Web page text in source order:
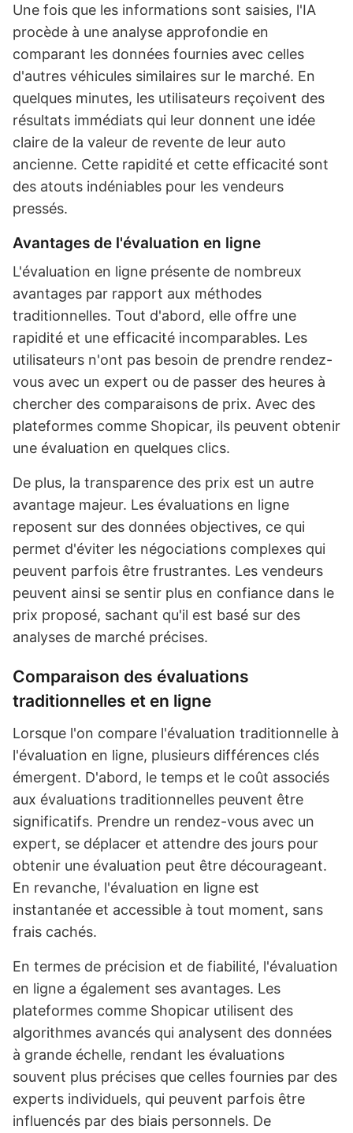
Une fois que les informations sont saisies, l'IA
procède à une analyse approfondie en
comparant les données fournies avec celles
d'autres véhicules similaires sur le marché. En
quelques minutes, les utilisateurs reçoivent des
résultats immédiats qui leur donnent une idée
claire de la valeur de revente de leur auto
ancienne. Cette rapidité et cette efficacité sont
des atouts indéniables pour les vendeurs
pressés.
Avantages de l'évaluation en ligne
L'évaluation en ligne présente de nombreux
avantages par rapport aux méthodes
traditionnelles. Tout d'abord, elle offre une
rapidité et une efficacité incomparables. Les
utilisateurs n'ont pas besoin de prendre rendez-
vous avec un expert ou de passer des heures à
chercher des comparaisons de prix. Avec des
plateformes comme Shopicar, ils peuvent obtenir
une évaluation en quelques clics.
De plus, la transparence des prix est un autre
avantage majeur. Les évaluations en ligne
reposent sur des données objectives, ce qui
permet d'éviter les négociations complexes qui
peuvent parfois être frustrantes. Les vendeurs
peuvent ainsi se sentir plus en confiance dans le
prix proposé, sachant qu'il est basé sur des
analyses de marché précises.
Comparaison des évaluations
traditionnelles et en ligne
Lorsque l'on compare l'évaluation traditionnelle à
l'évaluation en ligne, plusieurs différences clés
émergent. D'abord, le temps et le coût associés
aux évaluations traditionnelles peuvent être
significatifs. Prendre un rendez-vous avec un
expert, se déplacer et attendre des jours pour
obtenir une évaluation peut être décourageant.
En revanche, l'évaluation en ligne est
instantanée et accessible à tout moment, sans
frais cachés.
En termes de précision et de fiabilité, l'évaluation
en ligne a également ses avantages. Les
plateformes comme Shopicar utilisent des
algorithmes avancés qui analysent des données
à grande échelle, rendant les évaluations
souvent plus précises que celles fournies par des
experts individuels, qui peuvent parfois être
influencés par des biais personnels. De